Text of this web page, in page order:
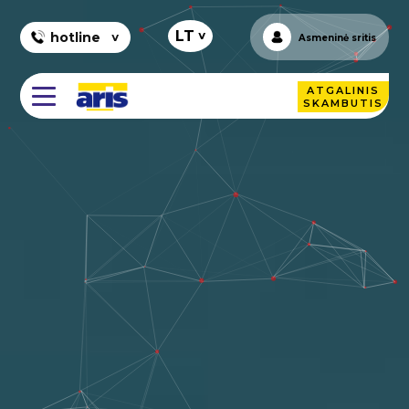
hotline LT Asmeninė sritis
ATGALINIS
SKAMBUTIS